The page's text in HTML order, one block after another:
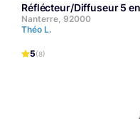
Réflécteur/Diffuseur 5
Nanterre, 92000
Théo L.
5(8)